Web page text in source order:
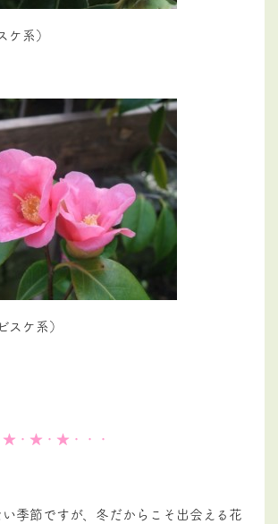
ケ系）
スケ系）
★・★・★・・・
季節ですが、冬だからこそ出会える花